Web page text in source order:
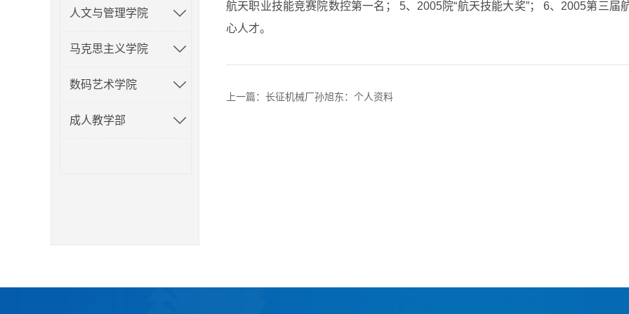
人文与管理学院
马克思主义学院
数码艺术学院
成人教学部
航天职业技能竞赛院数控第一名； 5、2005院“航天技能大奖”； 6、2005第三届
心人才。
上一篇： 长征机械厂孙旭东：个人资料